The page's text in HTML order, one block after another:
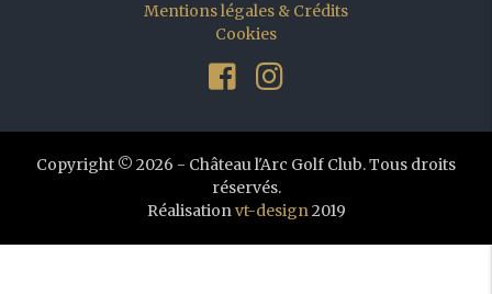
Mentions légales & Crédits
Cookies
Copyright © 2026 - Château l'Arc Golf Club. Tous droits
réservés.
Réalisationvt-design2019